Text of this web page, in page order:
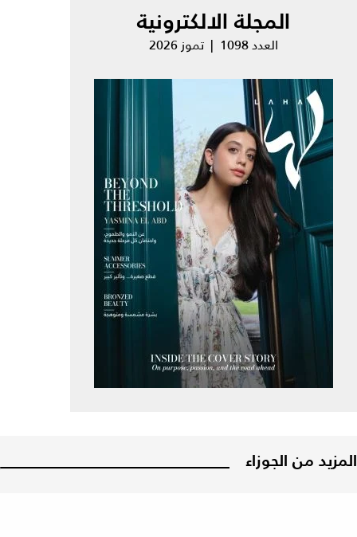
المجلة الالكترونية
العدد 1098 | تموز 2026
المزيد من الجوزاء